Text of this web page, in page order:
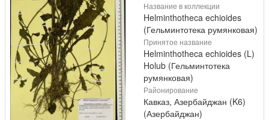
Название в коллекции
Helminthotheca echioides
(Гельминтотека румянковая)
Принятое название
Helminthotheca echioides (L)
Holub (Гельминтотека
румянковая)
Районирование
Кавказ, Азербайджан (K6)
(Азербайджан)